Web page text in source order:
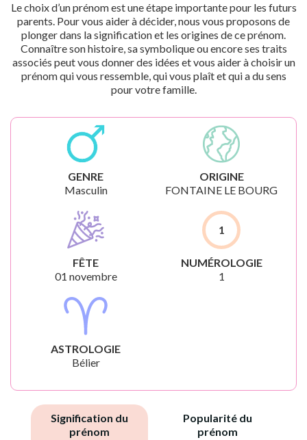
Le choix d’un prénom est une étape importante pour les futurs
parents. Pour vous aider à décider, nous vous proposons de
plonger dans la signification et les origines de ce prénom.
Connaître son histoire, sa symbolique ou encore ses traits
associés peut vous donner des idées et vous aider à choisir un
prénom qui vous ressemble, qui vous plaît et qui a du sens
pour votre famille.
GENRE
Masculin
ORIGINE
FONTAINE LE BOURG
FÊTE
01 novembre
1
NUMÉROLOGIE
1
ASTROLOGIE
Bélier
Signification du
prénom
Popularité du
prénom